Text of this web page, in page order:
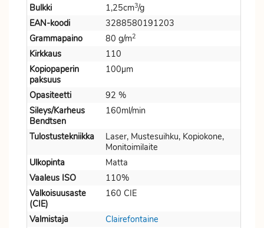
Bulkki
1,25cm3/g
EAN-koodi
3288580191203
Grammapaino
80 g/m2
Kirkkaus
110
Kopiopaperin
paksuus
100µm
Opasiteetti
92 %
Sileys/Karheus
Bendtsen
160ml/min
Tulostustekniikka
Laser, Mustesuihku, Kopiokone,
Monitoimilaite
Ulkopinta
Matta
Vaaleus ISO
110%
Valkoisuusaste
(CIE)
160 CIE
Valmistaja
Clairefontaine